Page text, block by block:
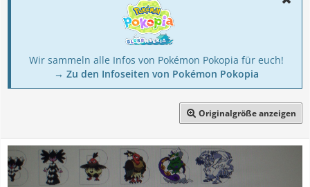
Wir sammeln alle Infos von Pokémon Pokopia für euch!
→ Zu den Infoseiten von Pokémon Pokopia
Originalgröße anzeigen